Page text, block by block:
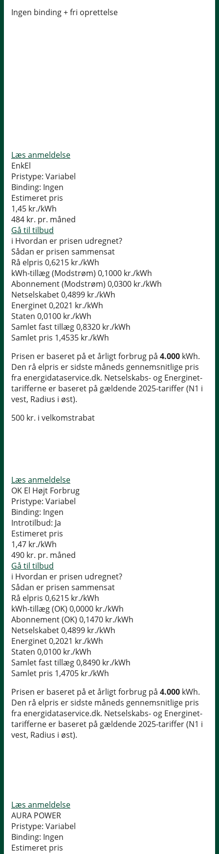
Ingen binding + fri oprettelse
Læs anmeldelse
EnkEl
Pristype: Variabel
Binding: Ingen
Estimeret pris
1,45 kr./kWh
484 kr. pr. måned
Gå til tilbud
i Hvordan er prisen udregnet?
Sådan er prisen sammensat
Rå elpris 0,6215 kr./kWh
kWh-tillæg (Modstrøm) 0,1000 kr./kWh
Abonnement (Modstrøm) 0,0300 kr./kWh
Netselskabet0,4899 kr./kWh
Energinet0,2021 kr./kWh
Staten 0,0100 kr./kWh
Samlet fast tillæg0,8320 kr./kWh
Samlet pris 1,4535 kr./kWh
Prisen er baseret på et årligt forbrug på 4.000 kWh.
Den rå elpris er sidste måneds gennemsnitlige pris
fra energidataservice.dk. Netselskabs- og Energinet-
tarifferne er baseret på gældende 2025-tariffer (N1 i
vest, Radius i øst).
500 kr. i velkomstrabat
Læs anmeldelse
OK El Højt Forbrug
Pristype: Variabel
Binding: Ingen
Introtilbud: Ja
Estimeret pris
1,47 kr./kWh
490 kr. pr. måned
Gå til tilbud
i Hvordan er prisen udregnet?
Sådan er prisen sammensat
Rå elpris 0,6215 kr./kWh
kWh-tillæg (OK) 0,0000 kr./kWh
Abonnement (OK) 0,1470 kr./kWh
Netselskabet0,4899 kr./kWh
Energinet0,2021 kr./kWh
Staten 0,0100 kr./kWh
Samlet fast tillæg0,8490 kr./kWh
Samlet pris 1,4705 kr./kWh
Prisen er baseret på et årligt forbrug på 4.000 kWh.
Den rå elpris er sidste måneds gennemsnitlige pris
fra energidataservice.dk. Netselskabs- og Energinet-
tarifferne er baseret på gældende 2025-tariffer (N1 i
vest, Radius i øst).
Læs anmeldelse
AURA POWER
Pristype: Variabel
Binding: Ingen
Estimeret pris